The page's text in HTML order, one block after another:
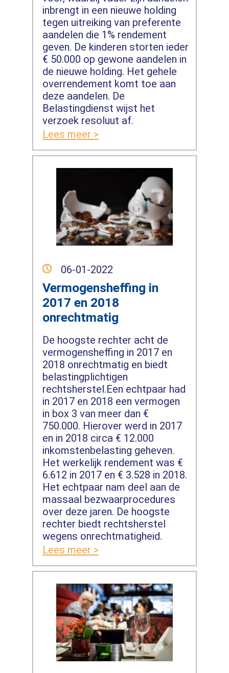
inbrengt in een nieuwe holding
tegen uitreiking van preferente
aandelen die 1% rendement
geven. De kinderen storten ieder
€ 50.000 op gewone aandelen in
de nieuwe holding. Het gehele
overrendement komt toe aan
deze aandelen. De
Belastingdienst wijst het
verzoek resoluut af.
Lees meer >
06-01-2022
Vermogensheffing in
2017 en 2018
onrechtmatig
De hoogste rechter acht de
vermogensheffing in 2017 en
2018 onrechtmatig en biedt
belastingplichtigen
rechtsherstel.Een echtpaar had
in 2017 en 2018 een vermogen
in box 3 van meer dan €
750.000. Hierover werd in 2017
en in 2018 circa € 12.000
inkomstenbelasting geheven.
Het werkelijk rendement was €
6.612 in 2017 en € 3.528 in 2018.
Het echtpaar nam deel aan de
massaal bezwaarprocedures
over deze jaren. De hoogste
rechter biedt rechtsherstel
wegens onrechtmatigheid.
Lees meer >